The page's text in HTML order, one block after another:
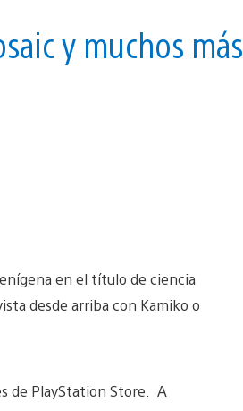
y muchos más
en el título de ciencia
desde arriba con Kamiko o
de PlayStation Store. A